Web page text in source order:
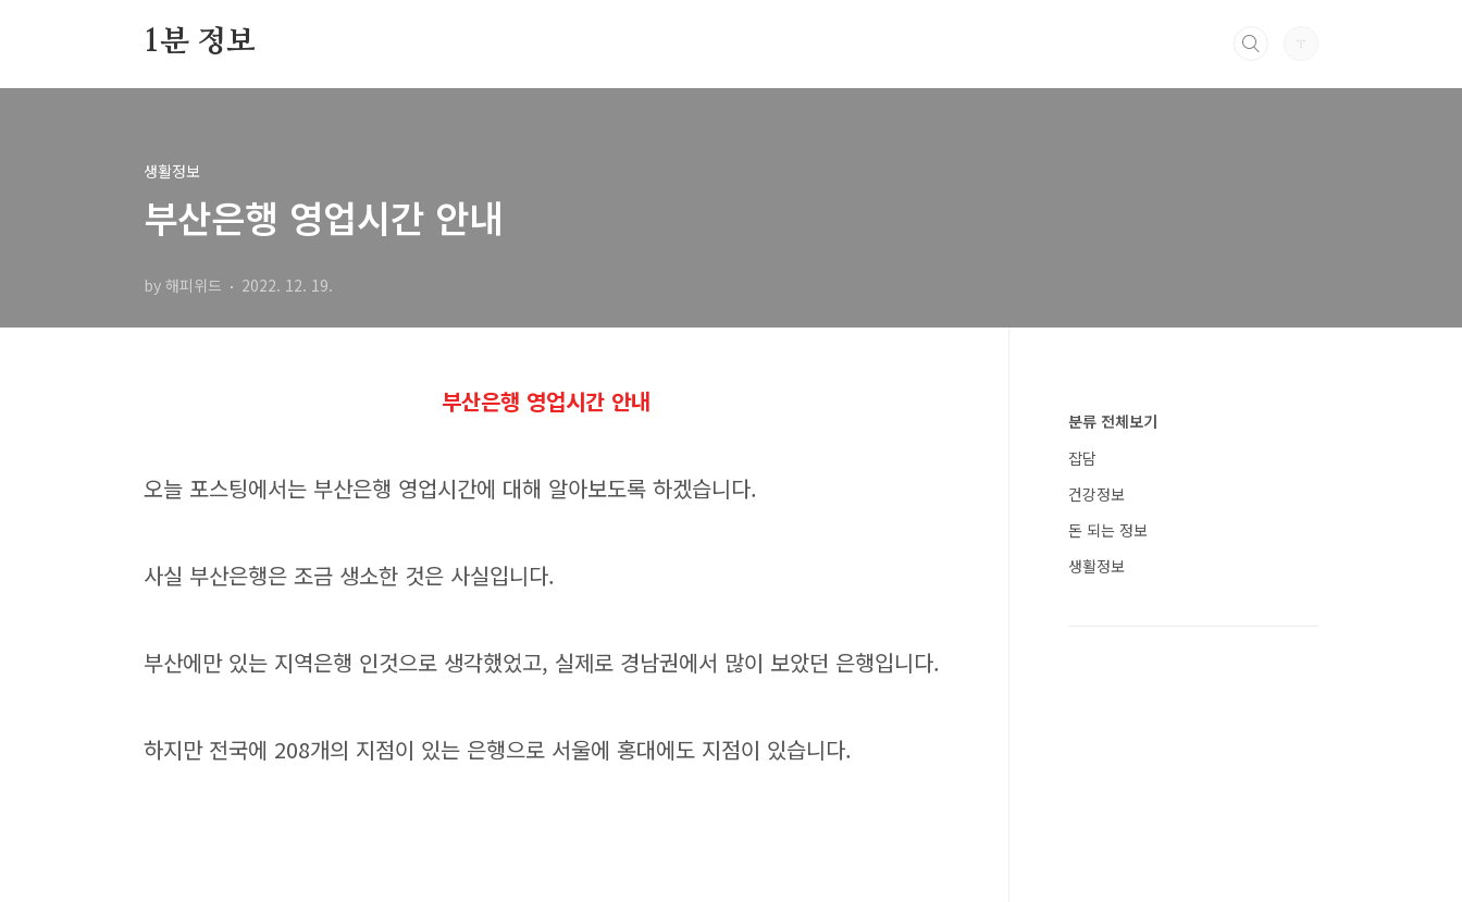
1분 정보
생활정보
부산은행 영업시간 안내
by 해피위드 2022. 12. 19.
부산은행 영업시간 안내
오늘 포스팅에서는 부산은행 영업시간에 대해 알아보도록 하겠습니다.
사실 부산은행은 조금 생소한 것은 사실입니다.
부산에만 있는 지역은행 인것으로 생각했었고, 실제로 경남권에서 많이 보았던 은행입니다.
하지만 전국에 208개의 지점이 있는 은행으로 서울에 홍대에도 지점이 있습니다.
분류 전체보기
잡담
건강정보
돈 되는 정보
생활정보